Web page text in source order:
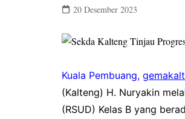
Pemkab Katingan
Pemkab Kotawaringin
Pemkab Lamandau
20 Desember 2023
Kuala Pembuang,
(Kalteng) H. Nuryakin
(RSUD) Kelas B yang